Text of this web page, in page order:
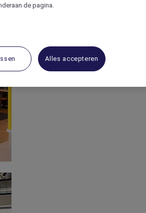
de pagina.
Alles accepteren